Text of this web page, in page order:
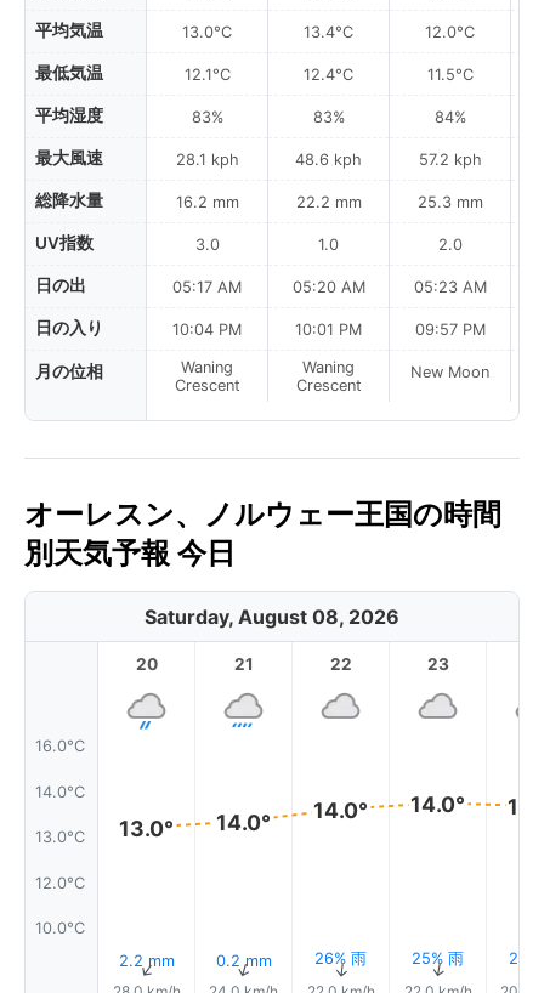
平均気温
最低気温
平均湿度
最大風速
総降水量
UV指数
日の出
日の入り
月の位相
13.0°C
12.1°C
83%
28.1 kph
16.2 mm
3.0
05:17 AM
10:04 PM
Waning
Crescent
13.4°C
12.4°C
83%
48.6 kph
22.2 mm
1.0
05:20 AM
10:01 PM
Waning
Crescent
12.0°C
11.5°C
84%
57.2 kph
25.3 mm
2.0
05:23 AM
09:57 PM
New Moon
オーレスン、ノルウェー王国の時間
別天気予報 今日
Saturday, August 08, 2026
16.0°C
14.0°C
13.0°C
12.0°C
10.0°C
20
13.0°
2.2 mm
↑
21
14.0°
0.2 mm
↑
22
14.0°
26% 雨
↑
23
14.0°
25% 雨
↑